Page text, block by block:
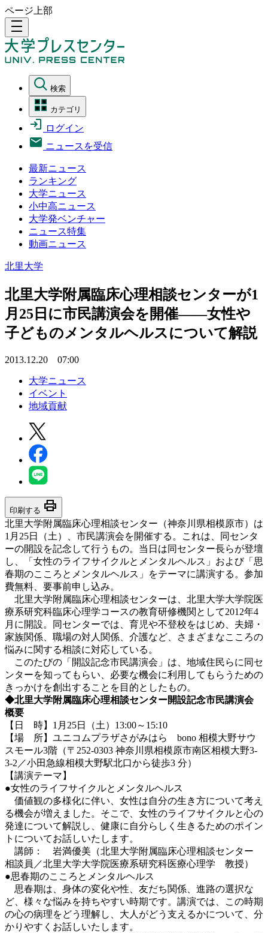
ページ上部
density_medium
検索
カテゴリ
ログイン
ニュースを受信
最新ニュース
ランキング
大学ニュース
小中高ニュース
大学発ベンチャー
ニュース特集
動画ニュース
北里大学
北里大学附属臨床心理相談センターが1
月25日に市民講演会を開催――女性や
子どものメンタルヘルスについて解説
2013.12.20 07:00
大学ニュース
イベント
地域貢献
印刷する print
北里大学附属臨床心理相談センター（神奈川県相模原市）は
1月25日（土）、市民講演会を開催する。これは、同センタ
ーの開設を記念して行うもの。当日は同センター長らが登壇
し、「女性のライフサイクルとメンタルヘルス」および「思
春期のこころとメンタルヘルス」をテーマに講演する。参加
費無料、要事前申し込み。
北里大学附属臨床心理相談センターは、北里大学大学院医
療系研究科臨床心理学コースの教育研修機関として2012年4
月に開設。同センターでは、育児や不登校をはじめ、夫婦・
家族関係、職場の対人関係、介護など、さまざまなこころの
悩みに関する相談に対応している。
このたびの「開設記念市民講演会」は、地域住民らに同セ
ンターを知ってもらい、必要な機会に利用してもらうための
きっかけを創出することを目的としたもの。
◆北里大学附属臨床心理相談センター開設記念市民講演会
概要
【日 時】1月25日（土）13:00～15:10
【場 所】ユニコムプラザさがみはら bono 相模大野サウ
スモール3階（〒252-0303 神奈川県相模原市南区相模大野3-
3-2／小田急線相模大野駅北口から徒歩3 分）
【講演テーマ】
●女性のライフサイクルとメンタルヘルス
価値観の多様化に伴い、女性は自分の生き方について考え
る機会が増えました。そこで、女性のライフサイクルと心の
発達について解説し、健康に自分らしく生きるためのポイン
トについてお話しいたします。
講師： 岩満優美（北里大学附属臨床心理相談センター
相談員／北里大学大学院医療系研究科医療心理学 教授）
●思春期のこころとメンタルヘルス
思春期は、身体の変化や性、友だち関係、進路の選択な
ど、様々な悩みを持ちやすい時期です。講演では、この時期
の心の病理をどう理解し、大人がどう支えるかについて、分
かりやすくお話しいたします。